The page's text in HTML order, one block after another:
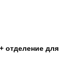
отделение для